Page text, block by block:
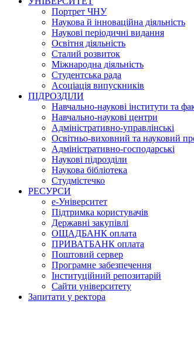
Портрет ЧНУ
Наукова й інноваційна діяльність
Наукові періодичні видання
Освітня діяльність
Сталий розвиток
Міжнародна діяльність
Студентська рада
Асоціація випускників
ПІДРОЗДІЛИ
Навчально-наукові інститути та
Навчально-наукові центри
Адміністративно-управлінські
Освітньо-виховний та науковий
Адміністративно-господарські
Наукові підрозділи
Наукова бібліотека
Студмістечко
РЕСУРСИ
е-Університет
Підтримка користувачів
Державні закупівлі
ОЩАДБАНК оплата
ПРИВАТБАНК оплата
Поштовий сервер
Програмне забезпечення
Інституційний репозитарій
Сайти університету
Запитати у ректора